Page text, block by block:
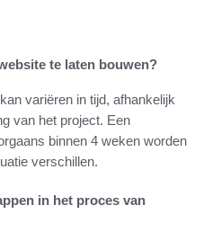
te laten bouwen?
variëren in tijd, afhankelijk
van het project. Een
binnen 4 weken worden
verschillen.
in het proces van